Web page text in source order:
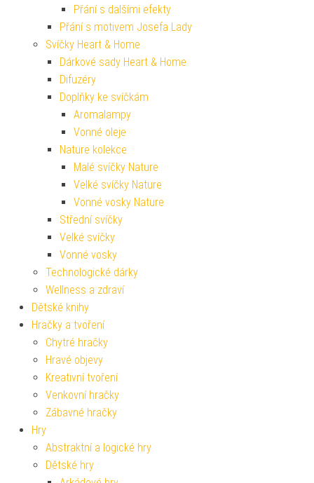
Přání s dalšími efekty
Přání s motivem Josefa Lady
Svíčky Heart & Home
Dárkové sady Heart & Home
Difuzéry
Doplňky ke svíčkám
Aromalampy
Vonné oleje
Nature kolekce
Malé svíčky Nature
Velké svíčky Nature
Vonné vosky Nature
Střední svíčky
Velké svíčky
Vonné vosky
Technologické dárky
Wellness a zdraví
Dětské knihy
Hračky a tvoření
Chytré hračky
Hravé objevy
Kreativní tvoření
Venkovní hračky
Zábavné hračky
Hry
Abstraktní a logické hry
Dětské hry